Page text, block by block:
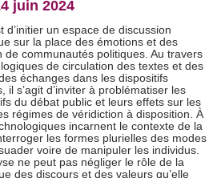
juin 2024
d’initier un espace de discussion
sur la place des émotions et des
de communautés politiques. Au travers
de circulation des textes et des
échanges dans les dispositifs
il s’agit d’inviter à problématiser les
du débat public et leurs effets sur les
régimes de véridiction à disposition. À
incarnent le contexte de la
les formes plurielles des modes
voire de manipuler les individus.
ne peut pas négliger le rôle de la
des discours et des valeurs qu’elle